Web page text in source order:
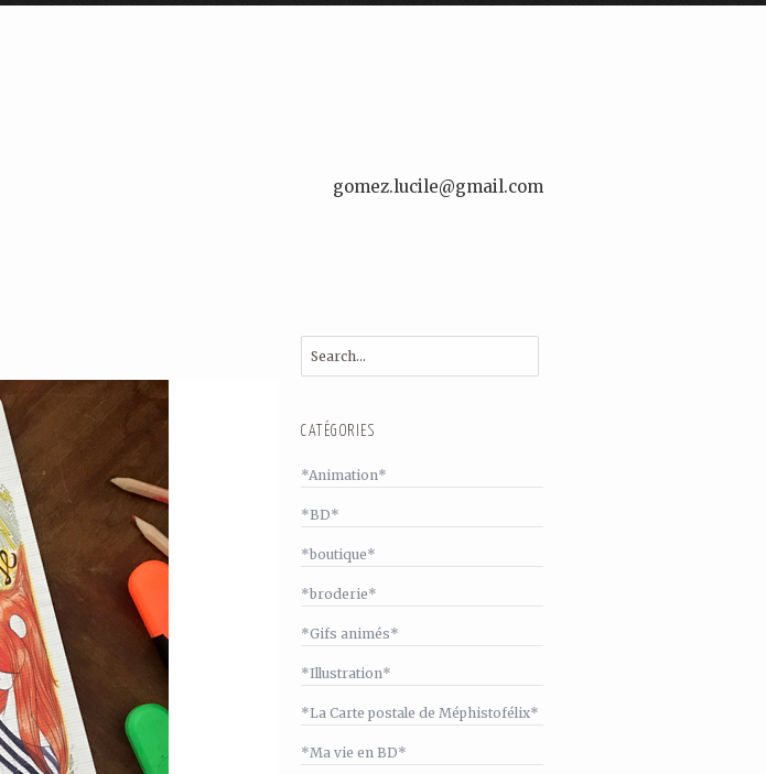
gomez.lucile@gmail.com
CATÉGORIES
*Animation*
*BD*
*boutique*
*broderie*
*Gifs animés*
*Illustration*
*La Carte postale de Méphistofélix*
*Ma vie en BD*